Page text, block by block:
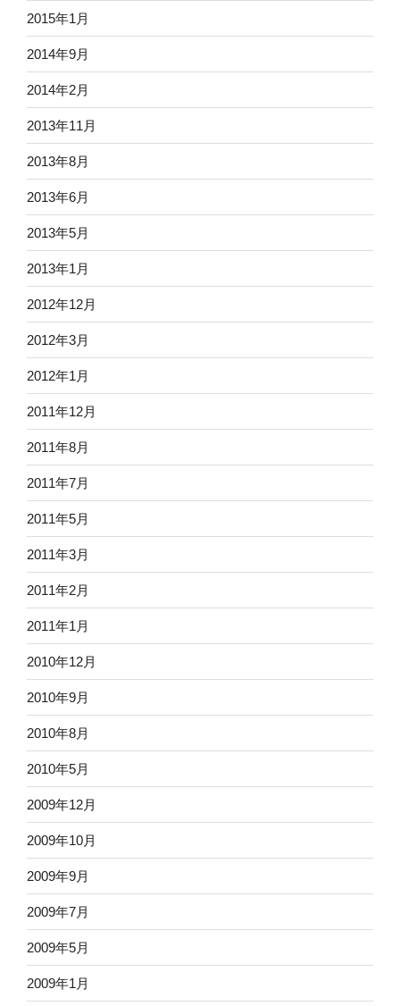
2015年1月
2014年9月
2014年2月
2013年11月
2013年8月
2013年6月
2013年5月
2013年1月
2012年12月
2012年3月
2012年1月
2011年12月
2011年8月
2011年7月
2011年5月
2011年3月
2011年2月
2011年1月
2010年12月
2010年9月
2010年8月
2010年5月
2009年12月
2009年10月
2009年9月
2009年7月
2009年5月
2009年1月